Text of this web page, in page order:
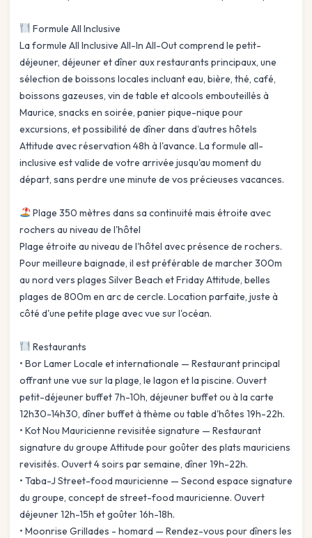
Formule All Inclusive
La formule All Inclusive All-In All-Out comprend le petit-
déjeuner, déjeuner et dîner aux restaurants principaux, une
sélection de boissons locales incluant eau, bière, thé, café,
boissons gazeuses, vin de table et alcools embouteillés à
Maurice, snacks en soirée, panier pique-nique pour
excursions, et possibilité de dîner dans d'autres hôtels
Attitude avec réservation 48h à l'avance. La formule all-
inclusive est valide de votre arrivée jusqu'au moment du
départ, sans perdre une minute de vos précieuses vacances.
Plage 350 mètres dans sa continuité mais étroite avec
rochers au niveau de l'hôtel
Plage étroite au niveau de l'hôtel avec présence de rochers.
Pour meilleure baignade, il est préférable de marcher 300m
au nord vers plages Silver Beach et Friday Attitude, belles
plages de 800m en arc de cercle. Location parfaite, juste à
côté d'une petite plage avec vue sur l'océan.
Restaurants
• Bor Lamer Locale et internationale — Restaurant principal
offrant une vue sur la plage, le lagon et la piscine. Ouvert
petit-déjeuner buffet 7h-10h, déjeuner buffet ou à la carte
12h30-14h30, dîner buffet à thème ou table d'hôtes 19h-22h.
• Kot Nou Mauricienne revisitée signature — Restaurant
signature du groupe Attitude pour goûter des plats mauriciens
revisités. Ouvert 4 soirs par semaine, dîner 19h-22h.
• Taba-J Street-food mauricienne — Second espace signature
du groupe, concept de street-food mauricienne. Ouvert
déjeuner 12h-15h et goûter 16h-18h.
• Moonrise Grillades - homard — Rendez-vous pour dîners les